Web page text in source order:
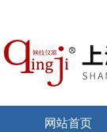
网站首页